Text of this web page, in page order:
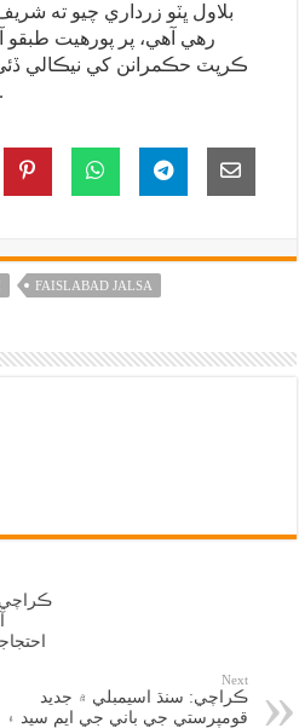
بلاول ڀٽو زرداري چيو ته
رهي آهي، پر پورهيت
ڪرپٽ حڪمرانن کي نيڪالي
لاءِ عوام پ پ جو ساٿ ڏئي.
FAISLABAD JALSA
Next
ڪراچي: سنڌ اسيمبلي ۾ جديد
قومپرستي جي باني جي ايم سيد ۽